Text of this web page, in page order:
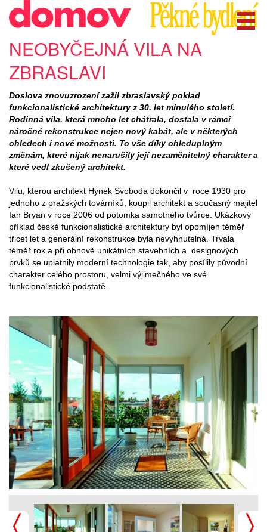
NEOBYČEJNÁ VILA NA
ZBRASLAVI
Doslova znovuzrození zažil zbraslavský poklad
funkcionalistické architektury z 30. let minulého století.
Rodinná vila, která mnoho let chátrala, dostala v rámci
náročné rekonstrukce nejen nový kabát, ale v některých
ohledech i nové možnosti. To vše díky ohleduplným
změnám, které nijak nenarušily její nezaměnitelný charakter a
které vedl zkušený architekt.
Vilu, kterou architekt Hynek Svoboda dokončil v roce 1930 pro
jednoho z pražských továrníků, koupil architekt a současný majitel
Ian Bryan v roce 2006 od potomka samotného tvůrce. Ukázkový
příklad české funkcionalistické architektury byl opomíjen téměř
třicet let a generální rekonstrukce byla nevyhnutelná. Trvala
téměř rok a při obnově unikátních stavebních a designových
prvků se uplatnily moderní technologie tak, aby posílily původní
charakter celého prostoru, velmi výjimečného ve své
funkcionalistické podstatě.